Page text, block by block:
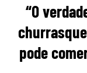
“O
pode